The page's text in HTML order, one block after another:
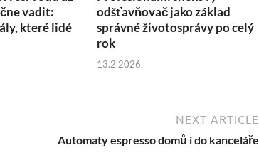
vadit:
které lidé
odšťavňovač jako základ
správné životosprávy po celý
rok
13.2.2026
NEXT ARTICLE
Automaty espresso domů i do kanceláře